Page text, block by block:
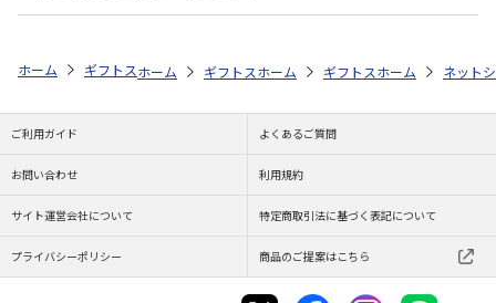
ホーム ギフトストア お中元・夏ギフト特集 2026 おすすめ ご当地
ホーム ギフトストア お中元・夏ギフト特集 2026
ホーム ギフトストア お中元・
ホーム ネット
ご利用ガイド よくあるご質問
お問い合わせ 利用規約
サイト運営会社について 特定商取引法に基づく表記について
プライバシーポリシー 商品のご提案はこちら